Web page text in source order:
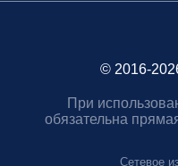
© 2016-
При
обязательна
Сетевое